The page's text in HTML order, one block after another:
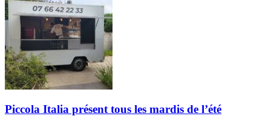
Piccola Italia présent tous les mardis de l’été